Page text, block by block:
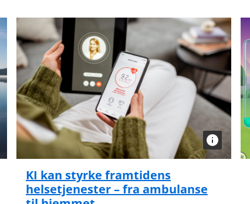
KI kan styrke framtidens
helsetjenester – fra ambulanse